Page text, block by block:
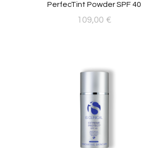
PerfecTint Powder SPF 40
109,00 €
múltiples
Las
opciones
se
pueden